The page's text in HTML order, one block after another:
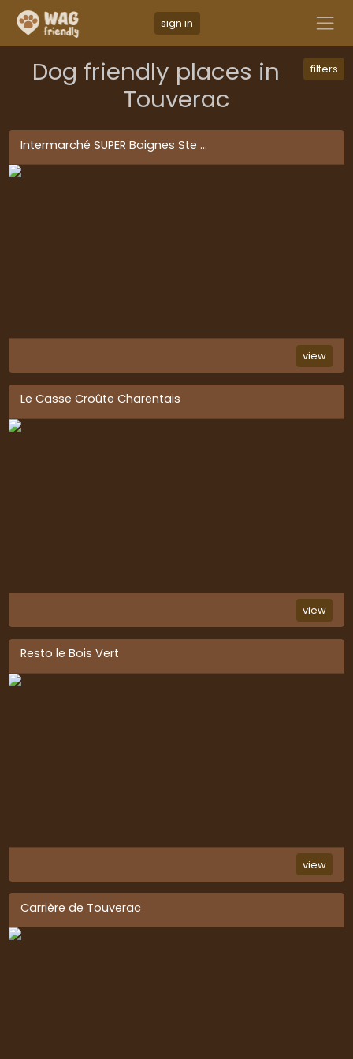
sign in
filters
Dog friendly places in
Touverac
Intermarché SUPER Baignes Ste ...
view
Le Casse Croûte Charentais
view
Resto le Bois Vert
view
Carrière de Touverac